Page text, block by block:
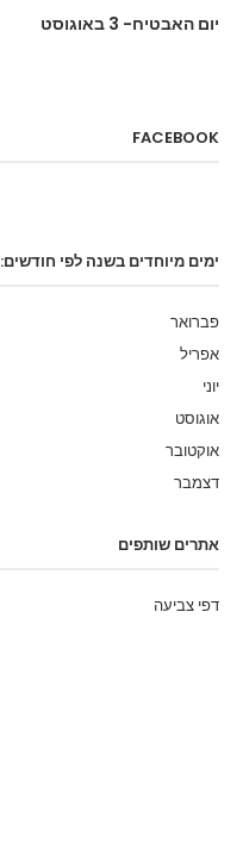
יום האבטיח- 3 באוגוסט
FACEBOOK
ימים מיוחדים בשנה לפי חודשים:
פברואר
אפריל
יוני
אוגוסט
אוקטובר
דצמבר
אתרים שותפים
דפי צביעה